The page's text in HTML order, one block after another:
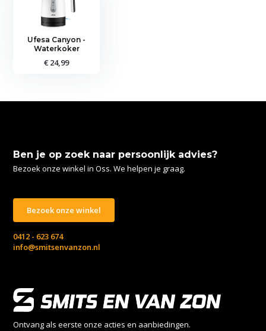
Ufesa Canyon -
Waterkoker
€ 24,99
Ben je op zoek naar persoonlijk advies?
Bezoek onze winkel in Oss. We helpen je graag.
Bezoek onze winkel
0412 - 623 674
info@smitsenvanzon.nl
Ontvang als eerste onze acties en aanbiedingen.